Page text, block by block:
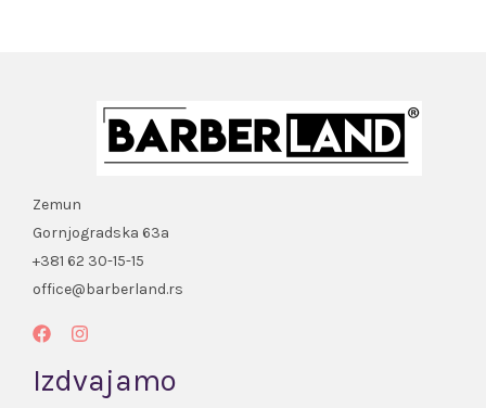
Zemun
Gornjogradska 63a
+381 62 30-15-15
office@barberland.rs
Izdvajamo